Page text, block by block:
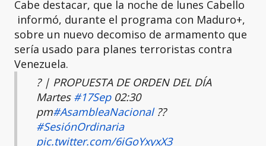
Cabe destacar, que la noche de lunes Cabello
informó, durante el programa con Maduro+,
sobre un nuevo decomiso de armamento que
sería usado para planes terroristas contra
Venezuela.
? | PROPUESTA DE ORDEN DEL DÍA
Martes #17Sep02:30
pm#AsambleaNacional??
#SesiónOrdinaria
pic.twitter.com/6iGoYxyxX3